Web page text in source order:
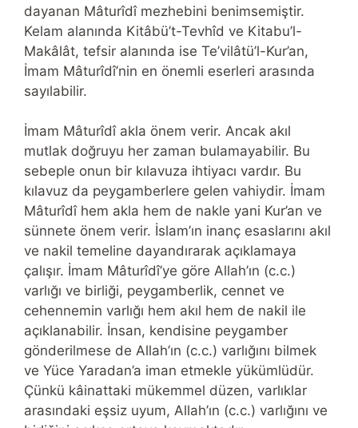
dayanan Mâturîdî mezhebini benimsemiştir.
Kelam alanında Kitâbü’t-Tevhîd ve Kitabu’l-
Makâlât, tefsir alanında ise Te’vilâtü’l-Kur’an,
İmam Mâturîdî’nin en önemli eserleri arasında
sayılabilir.
İmam Mâturîdî akla önem verir. Ancak akıl
mutlak doğruyu her zaman bulamayabilir. Bu
sebeple onun bir kılavuza ihtiyacı vardır. Bu
kılavuz da peygamberlere gelen vahiydir. İmam
Mâturîdî hem akla hem de nakle yani Kur’an ve
sünnete önem verir. İslam’ın inanç esaslarını akıl
ve nakil temeline dayandırarak açıklamaya
çalışır. İmam Mâturîdî’ye göre Allah’ın (c.c.)
varlığı ve birliği, peygamberlik, cennet ve
cehennemin varlığı hem akıl hem de nakil ile
açıklanabilir. İnsan, kendisine peygamber
gönderilmese de Allah’ın (c.c.) varlığını bilmek
ve Yüce Yaradan’a iman etmekle yükümlüdür.
Çünkü kâinattaki mükemmel düzen, varlıklar
arasındaki eşsiz uyum, Allah’ın (c.c.) varlığını ve